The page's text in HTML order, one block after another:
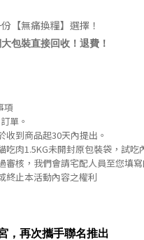
【無痛換糧】選擇！
包裝直接回收！退費！
項
單。
到商品起30天內提出。
肉1.5KG未開封原包裝袋，試吃
核，我們會請宅配人員至您填
止本活動內容之權利
，再次攜手聯名推出